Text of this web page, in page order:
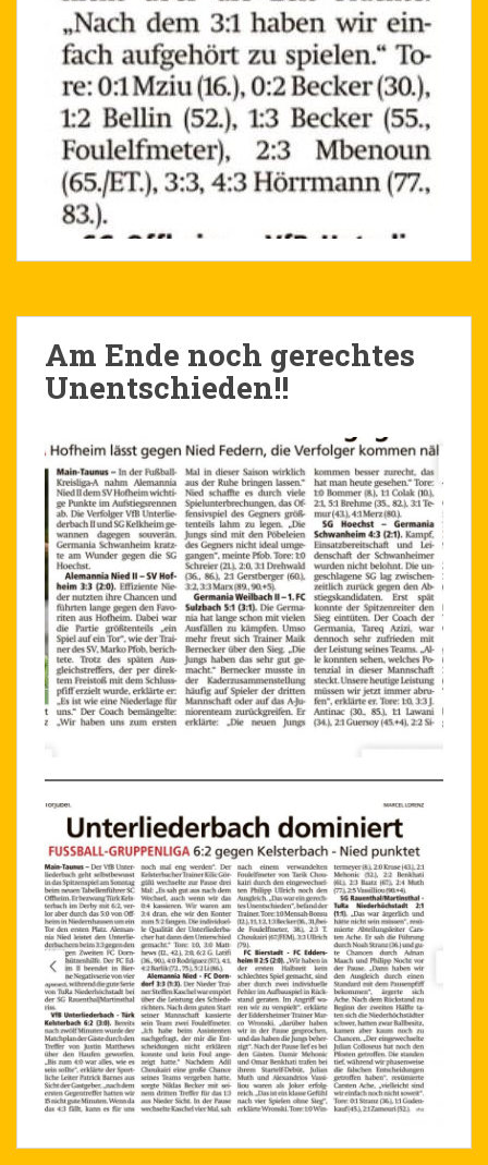
Am Ende noch gerechtes
Unentschieden!!